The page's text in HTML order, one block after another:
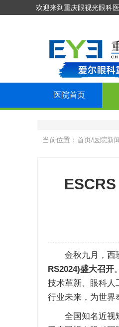
欢迎来到重庆眼视光眼科
医院首页
当前位置： 首页/医院新
金秋九月，西班
RS2024)盛大召开
技术革新、眼科人
行业未来，为世界
全国知名近视矫